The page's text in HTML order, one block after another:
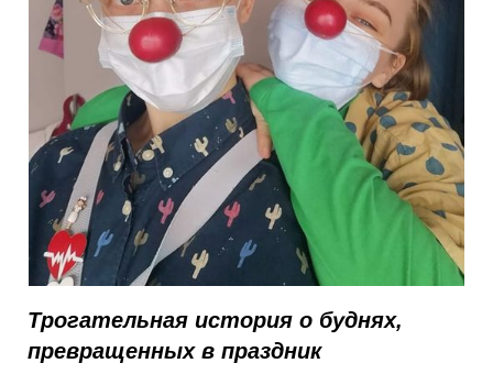
Трогательная история о буднях,
превращенных в праздник